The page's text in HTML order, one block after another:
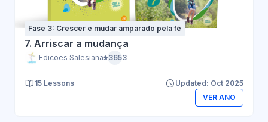
Fase 3: Crescer e mudar amparado pela fé
7. Arriscar a mudança
Edicoes Salesianas+3653
15 Lessons
Updated: Oct 2025
VER ANO